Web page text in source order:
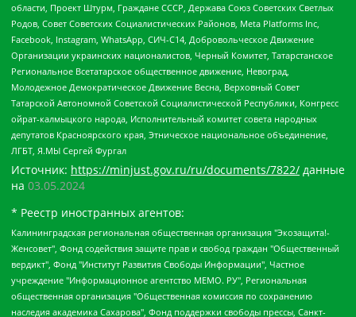
области, Проект Штурм, Граждане СССР, Держава Союз Советских Светлых
Родов, Совет Советских Социалистических Районов, Meta Platforms Inc,
Facebook, Instagram, WhatsApp, СИЧ-С14, Добровольческое Движение
Организации украинских националистов, Черный Комитет, Татарстанское
Региональное Всетатарское общественное движение, Невоград,
Молодежное Демократическое Движение Весна, Верховный Совет
Татарской Автономной Советской Социалистической Республики, Конгресс
ойрат-калмыцкого народа, Исполнительный комитет совета народных
депутатов Красноярского края, Этническое национальное объединение,
ЛГБТ, Я.МЫ Сергей Фургал
Источник: https://minjust.gov.ru/ru/documents/7822/ данные
на 03.05.2024
* Реестр иностранных агентов:
Калининградская региональная общественная организация "Экозащита!-Женсовет", Фонд содействия защите прав и свобод граждан "Общественный вердикт", Фонд "Институт Развития Свободы Информации", Частное учреждение "Информационное агентство МЕМО. РУ", Региональная общественная организация "Общественная комиссия по сохранению наследия академика Сахарова", Фонд поддержки свободы прессы, Санкт-Петербургская общественная правозащитная организация "Гражданский контроль", Межрегиональная общественная организация "Информационно-просветительский центр "Мемориал", Региональный Фонд "Центр Защиты Прав Средств Массовой Информации", с 05.12.2023 Фонд "Центр Защиты Прав Средств массовой информации", Региональная общественная благотворительная организация помощи беженцам и мигрантам "Гражданское содействие", Негосударственное образовательное учреждение дополнительного профессионального образования (повышение квалификации) специалистов "АКАДЕМИЯ ПО ПРАВАМ ЧЕЛОВЕКА", Свердловская региональная общественная организация "Сутяжник", Автономная некоммерческая организация "Центр независимых социологических исследований", Союз общественных объединений "Российский исследовательский центр по правам человека", Региональное общественное учреждение научно-информационный центр "МЕМОРИАЛ", Некоммерческая организация "Фонд защиты гласности", Автономная некоммерческая организация "Институт прав человека", Городская общественная организация "Екатеринбургское общество "МЕМОРИАЛ", Городская общественная организация "Рязанское историко-просветительское и правозащитное общество "Мемориал" (Рязанский Мемориал), Челябинский региональный орган общественной самодеятельности – женское общественное объединение "Женщины Евразии", Челябинский региональный орган общественной самодеятельности "Уральская правозащитная группа", Фонд содействия защите здоровья и социальной справедливости имени Андрея Рылькова, Автономная Некоммерческая Организация "Аналитический Центр Юрия Левады", Автономная некоммерческая организация социальной поддержки населения "Проект Апрель", Региональная общественная организация помощи женщинам и детям, находящимся в кризисной ситуации "Информационно-методический центр "Анна", Фонд содействия развитию массовых коммуникаций и правовому просвещению "Так-так-Так", Фонд содействия устойчивому развитию "Серебряная тайга", Свердловский региональный общественный фонд социальных проектов "Новое время", "Idel.Реалии", Кавказ.Реалии, Крым.Реалии, Телеканал Настоящее Время, Татаро-башкирская служба Радио Свобода (Azatliq Radiosi), Радио Свободная Европа/Радио Свобода (PCE/PC), "Сибирь.Реалии", "Фактограф", Благотворительный фонд помощи осужденным и их семьям, Автономная некоммерческая организация "Институт глобализации и социальных движений", Фонд "В защиту прав заключенных", Частное учреждение "Центр поддержки и содействия развитию средств массовой информации", Пензенский региональный общественный благотворительный фонд "Гражданский союз", "Север.Реалии", Некоммерческая организация Фонд "Правовая инициатива", Общество с ограниченной ответственностью "Радио Свободная Европа/Радио Свобода", Чешское информационное агентство "MEDIUM-ORIENT", Красноярская региональная общественная организация "Мы против СПИДа", Камалягин Денис Николаевич, Маркелов Сергей Евгеньевич, Пономарев Лев Александрович, Савицкая Людмила Алексеевна, Автономная некоммерческая организация "Центр по работе с проблемой насилия "НАСИЛИЮ.НЕТ", Межрегиональный профессиональный союз работников здравоохранения "Альянс врачей", Юридическое лицо, зарегистрированное в Латвийской Республике, SIA "Medusa Project" (регистрационный номер 40103797863, дата регистрации 10.06.2014), Некоммерческая организация "Фонд по борьбе с коррупцией", Автономная некоммерческая организация "Институт права и публичной политики", Баданин Роман Сергеевич, Гликин Максим Александрович, Железнова Мария Михайловна, Лукьянова Юлия Сергеевна, Маетная Елизавета Витальевна, Маняхин Петр Борисович, Чуракова Ольга Владимировна, Ярош Юлия Петровна, Юридическое лицо "The Insider SIA", зарегистрированное в Риге, Латвийская Республика (дата регистрации 26.06.2015), являющееся администратором доменного имени интернет-издания "The Insider SIA", https://theins.ru, Постернак Алексей Евгеньевич, Рубин Михаил Аркадьевич, Анин Роман Александрович, Юридическое лицо Istories fonds, зарегистрированное в Латвийской Республике (регистрационный номер 50008295751, дата регистрации 24.02.2020), Великовский Дмитрий Александрович, Долинина Ирина Николаевна, Мароховская Алеся Алексеевна, Шлейнов Роман Юрьевич, Шмагун Олеся Валентиновна, Общество с ограниченной ответственностью "Альтаир 2021", Общество с ограниченной ответственностью "Вега 2021", Общество с ограниченной ответственностью "Главный редактор 2021", Общество с ограниченной ответственностью "Ромашки монолит", Важенков Артем Валерьевич, Ивановская областная общественная организация "Центр гендерных исследований", Гурман Юрий Альбертович, Медиапроект "ОВД-Инфо", Егоров Владимир Владимирович, Жилинский Владимир Александрович, Общество с ограниченной ответственностью "ЗП", Иванова София Юрьевна, Карезина Инна Павловна, Кильтау Екатерина Викторовна, Петров Алексей Викторович, Пискунов Сергей Евгеньевич, Смирнов Сергей Сергеевич, Тихонов Михаил Сергеевич, Общество с ограниченной ответственностью "ЖУРНАЛИСТ-ИНОСТРАННЫЙ АГЕНТ", Арапова Галина Юрьевна, Вольтская Татьяна Анатольевна, Американская компания "Mason G.E.S. Anonymous Foundation" (США), являющаяся владельцем интернет-издания https://mnews.world/, Компания "Stichting Bellingcat", зарегистрированная в Нидерландах (дата регистрации 11.07.2018), Захаров Андрей Вячеславович, Клепиковская Екатерина Дмитриевна, Общество с ограниченной ответственностью "МЕМО", Перл Роман Александрович, Симонов Евгений Алексеевич, Соловьева Елена Анатольевна, Сотников Даниил Владимирович, Сурначева Елизавета Дмитриевна, Автономная некоммерческая организация по защите прав человека и информированию населения "Якутия – Наше Мнение", Общество с ограниченной ответственностью "Москоу диджитал медиа", с 26.01.2023 Общество с ограниченной ответственностью "Чайка Белые сады", Ветошкина Валерия Валерьевна, Заговора Максим Александрович, Межрегиональное общественное движение "Российская ЛГБТ - сеть", Оленичев Максим Владимирович, Павлов Иван Юрьевич, Скворцова Елена Сергеевна, Общество с ограниченной ответственностью "Как бы инагент", Кочетков Игорь Викторович, Общество с ограниченной ответственностью "Честные выборы", Еланчик Олег Александрович, Общество с ограниченной ответственностью "Нобелевский призыв", Гималова Регина Эмилевна, Григорьев Андрей Валерьевич, Григорьева Алина Александровна, Ассоциация по содействию защите прав призывников, альтернативнослужащих и военнослужащих "Правозащитная группа "Гражданин.Армия.Право", Хисамова Регина Фаритовна, Автономная некоммерческая организация по реализации социально-правовых программ "Лилит", Дальневосточное общественное движение "Маяк", Санкт-Петербургская ЛГБТ-инициативная группа "Выход", Инициативная группа ЛГБТ+ "Реверс", Алексеев Андрей Викторович, Бекбулатова Таисия Львовна, Беляев Иван Михайлович, Владыкина Елена Сергеевна, Гельман Марат Александрович, Никульшина Вероника Юрьевна, Толоконникова Надежда Андреевна, Шендерович Виктор Анатольевич, Общество с ограниченной ответственностью "Данное сообщение", Общество с ограниченной ответственностью Издательский дом "Новая глава", Айнбиндер Александра Александровна, Московский комьюнити-центр для ЛГБТ+инициатив, Благотворительный фонд развития филантропии, Deutsche Welle (Германия, Kurt-Schumacher-Strasse 3, 53113 Bonn), Борзунова Мария Михайловна, Воробьев Виктор Викторович, Голубева Анна Львовна, Константинова Алла Михайловна, Малкова Ирина Владимировна, Мурадов Мурад Абдулгалимович, Осетинская Елизавета Николаевна, Понасенков Евгений Николаевич, Ганапольский Матвей Юрьевич, Киселев Евгений Алексеевич, Борухович Ирина Григорьевна, Дремин Иван Тимофеевич, Дубровский Дмитрий Викторович, Красноярская региональная общественная организация поддержки и развития альтернативных образовательных технологий и межкультурных коммуникаций "ИНТЕРРА", Маяковская Екатерина Алексеевна, Фейгин Марк Захарович, Филимонов Андрей Викторович, Дзугкоева Регина Николаевна, Доброхотов Роман Александрович, Дудь Юрий Александрович, Елкин Сергей Владимирович, Кругликов Кирилл Игоревич, Сабунаева Мария Леонидовна, Семенов Алексей Владимирович, Шаинян Карен Багратович, Шульман Екатерина Михайловна, Асафьев Артур Валерьевич, Вахштайн Виктор Семенович, Венедиктов Алексей Алексеевич, Лушникова Екатерина Евгеньевна, Волков Леонид Михайлович, Невзоров Александр Глебович, Пархоменко Сергей Борисович, Сироткин Ярослав Николаевич, Кара-Мурза Владимир Владимирович, Баранова Наталья Владимировна, Гозман Леонид Яковлевич, Кагарлицкий Борис Юльевич, Климарев Михаил Валерьевич, Милов Владимир Станиславович, Автономная некоммерческая организация Краснодарский центр современного искусства "Типография", Моргенштерн Алишер Тагирович, Соболь Любовь Эдуардовна, Общество с ограниченной ответственностью "ЛИЗА НОРМ", Каспаров Гарри Кимович, Ходорковский Михаил Борисович, Общество с ограниченной ответственностью "Апрельские тезисы", Данилович Ирина Брониславовна, Кашин Олег Владимирович, Петров Николай Владимирович, Пивоваров Алексей Владимирович, Соколов Михаил Владимирович, Цветкова Юлия Владимировна, Чичваркин Евгений Александрович, Комитет против пыток/Команда против пыток, Общество с ограниченной ответственностью "Первый научный", Общество с ограниченной ответственностью "Вертолет и ко", Белоцерковская Вероника Борисовна, Кац Максим Евгеньевич, Лазарева Татьяна Юрьевна, Шаведдинов Руслан Табризович, Яшин Илья Валерьевич, Общество с ограниченной ответственностью "Иноагент ААВ", Алешковский Дмитрий Петрович, Альбац Евгения Марковна, Быков Дмитрий Львович, Галямина Юлия Евгеньевна, Лойко Сергей Леонидович, Мартынов Кирилл Константинович, Медведев Сергей Александрович, Крашенинников Федор Геннадиевич, Гордеева Катерина Вл